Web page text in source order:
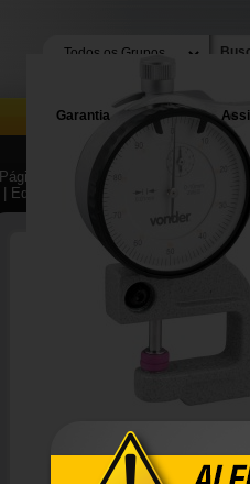
Garantia
Página Inicial | ...
| Equipamentos e
| Equipamentos e instrumentos para